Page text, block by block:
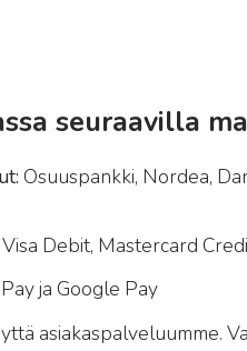
seuraavilla
Osuuspankki, Nordea,
Debit, Mastercard
ja Google Pay
asiakaspalveluumme.